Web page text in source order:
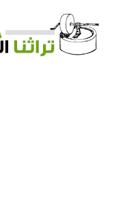
content